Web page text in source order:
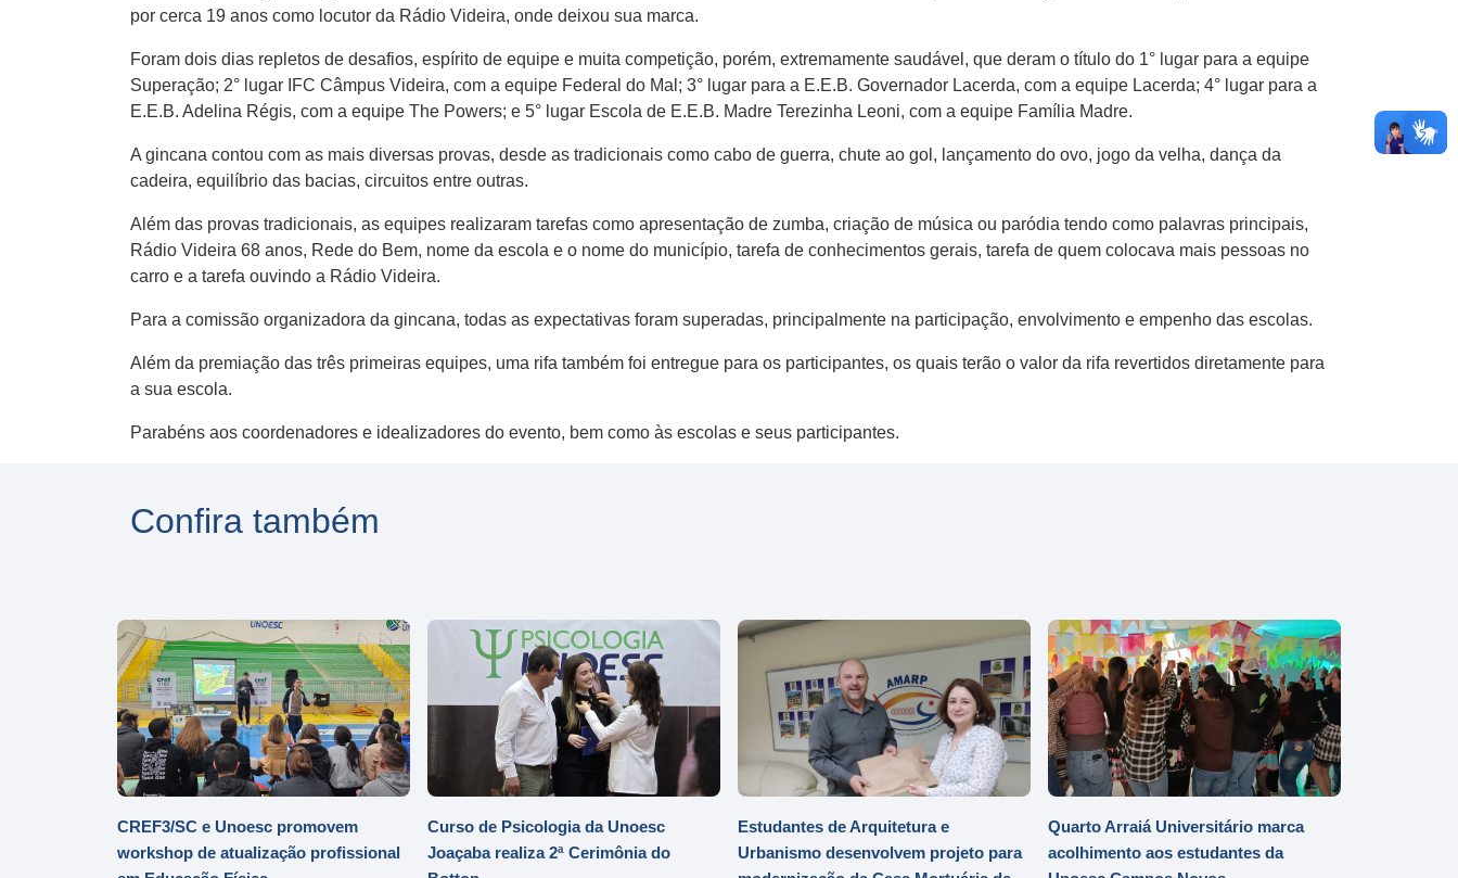
por cerca 19 anos como locutor da ​Rá​dio Videira, onde deixou sua marca.
Foram dois dias repletos de desafios, espírito de equipe e muita competição, porém, extremamente saudável, que deram o título do 1° lugar para ​a equipe​
Superação​; 2° lugar IFC C​â​mpus Videira​,​ com a equipe Federal do Mal; 3° lugar ​para a E.E.B. ​Governador Lacerda​,​ com a equipe Lacerda; 4° lugar ​para a
E.E.B. ​Adelina R​é​gis​, ​com a equipe The Powers; ​e ​5° lugar Escola​ de E.E.B.​ Madre Terezinha Leoni, com a equipe Família Madre.
A gincana contou com as mais diversas provas, desde as tradicionais como cabo de guerra, chute ao gol, lançamento do ovo, jogo da velha, dança da
cadeira, equilíbrio das bacias, circuito​s​ entre outras.
Além das provas tradicionais, as equipes realizaram tarefas como apresentação de zumba, criação de música ou paródia tendo como palavras principais,
Rádio Videira 68 anos, Rede do Bem, nome da escola e o nome do município, tarefa de conhecimentos gerais, tarefa d​e quem colocava mais pessoas no​
carro e a tarefa ouvindo a Rádio Videira.
Para a comissão organizadora da gincana, todas as expectativas foram superadas, principalmente na participação​, envolvimento​ e empenho das escolas.
Além da premiação das três primeiras equipes, uma rifa também foi entregue para os participantes​,​ os quais terão o valor da rifa revertidos diretamente para
a ​sua ​escola.
Parabéns aos coordenadores e idealizadores do evento, bem como às escolas e seus participantes.​
Confira também
CREF3/SC e Unoesc promovem
workshop de atualização profissional
Curso de Psicologia da Unoesc
Joaçaba realiza 2ª Cerimônia do
Estudantes de Arquitetura e
Urbanismo desenvolvem projeto para
Quarto Arraiá Universitário marca
acolhimento aos estudantes da